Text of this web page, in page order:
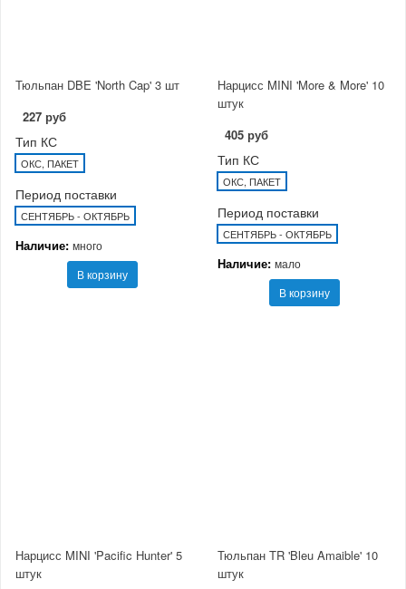
Тюльпан DBE 'North Cap' 3 шт
227 руб
Тип КС
ОКС, ПАКЕТ
Период поставки
СЕНТЯБРЬ - ОКТЯБРЬ
Наличие: много
В корзину
Нарцисс MINI 'More & More' 10
штук
405 руб
Тип КС
ОКС, ПАКЕТ
Период поставки
СЕНТЯБРЬ - ОКТЯБРЬ
Наличие: мало
В корзину
Нарцисс MINI 'Pacific Hunter' 5
штук
Тюльпан TR 'Bleu Amaible' 10
штук